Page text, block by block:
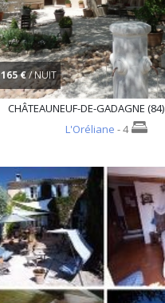
165 €/ NUIT
CHÂTEAUNEUF-DE-GADAGNE (84)
L'Oréliane - 4